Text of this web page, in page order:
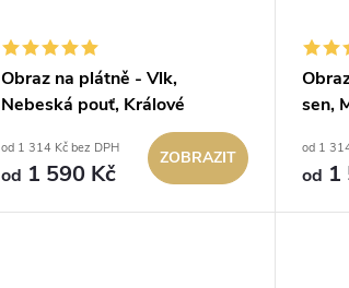
Obraz na plátně - Vlk,
Nebeská pouť, Králové
od 1 314 Kč bez DPH
od 1 590 Kč
ZOBRAZIT
sen,
od 1
od 1